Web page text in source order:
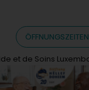
ÖFFNUNGSZEITEN
et de Soins